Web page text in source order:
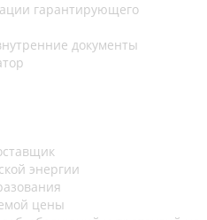
гарантирующего
документы
энергии
цены